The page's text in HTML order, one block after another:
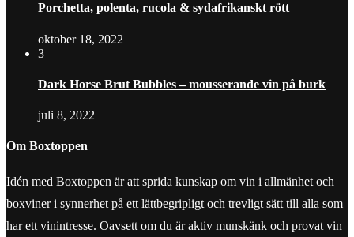
Porchetta, polenta, rucola & sydafrikanskt rött
oktober 18, 2022
3
Dark Horse Brut Bubbles – mousserande vin på burk
juli 8, 2022
Om Boxtoppen
Idén med Boxtoppen är att sprida kunskap om vin i allmänhet och
boxviner i synnerhet på ett lättbegripligt och trevligt sätt till alla som
har ett vinintresse. Oavsett om du är aktiv munskänk och provat vin